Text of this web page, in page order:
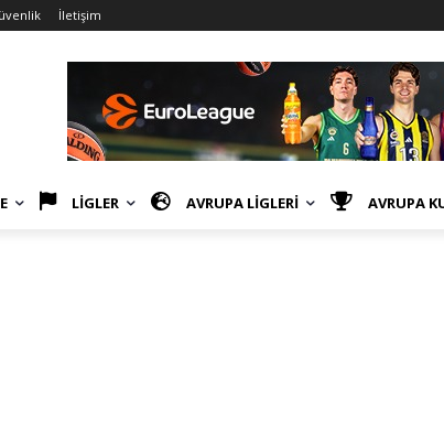
İletişim
LİGLER AVRUPA LİGLERİ AVRUPA